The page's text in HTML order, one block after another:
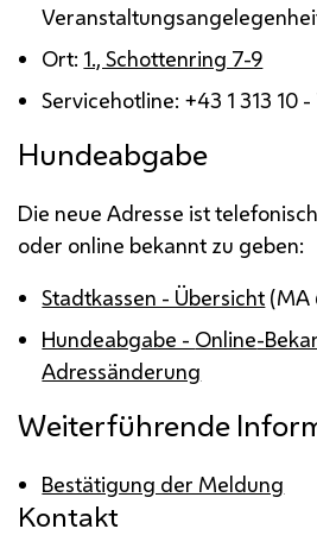
Ort: 1., Schottenring 7-9
Servicehotline: +43 1 313 10
Hundeabgabe
Die neue Adresse ist
oder online bekannt zu geben:
Stadtkassen - Übersicht (MA
Hundeabgabe - Online-
Adressänderung
Weiterführende
Bestätigung der Meldung
Kontakt